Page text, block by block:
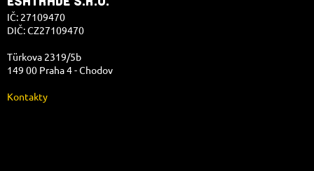
IČ: 27109470
DIČ: CZ27109470
Türkova 2319/5b
149 00 Praha 4 - Chodov
Kontakty